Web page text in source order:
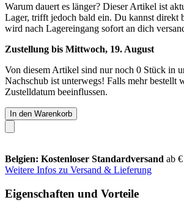
Warum dauert es länger? Dieser Artikel ist
Lager, trifft jedoch bald ein. Du kannst direkt
wird nach Lagereingang sofort an dich
Zustellung bis Mittwoch, 19. August
Von diesem Artikel sind nur noch 0 Stück in
Nachschub ist unterwegs! Falls mehr bestellt
Zustelldatum beeinflussen.
In den Warenkorb
Belgien: Kostenloser Standardversand ab
Weitere Infos zu Versand & Lieferung
Eigenschaften und Vorteile